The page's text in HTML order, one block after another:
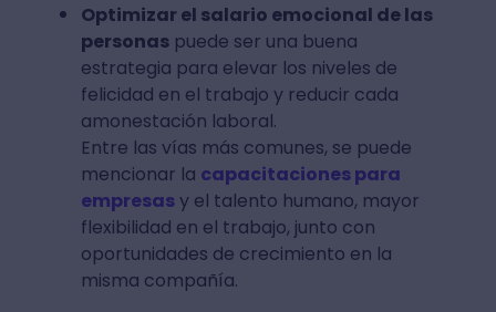
Optimizar el salario emocional de las
personaspuede ser una buena
estrategia para elevar los niveles de
felicidad en el trabajo y reducir cada
amonestación laboral.
Entre las vías más comunes, se puede
mencionar la capacitaciones para
empresasy el talento humano, mayor
flexibilidad en el trabajo, junto con
oportunidades de crecimiento en la
misma compañía.